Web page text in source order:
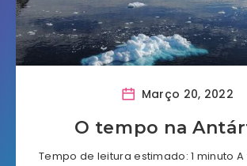
Março 20, 2022
O tempo na
Tempo de leitura estimado: 1 minuto